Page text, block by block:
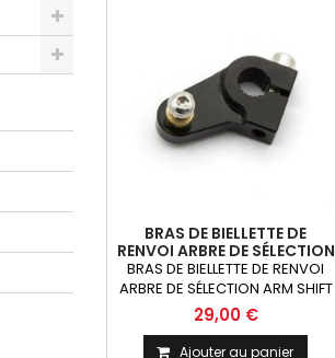
BRAS DE BIELLETTE DE
RENVOI ARBRE DE SÉLECTION
ARM SHIFT POUR SÉLECTEUR
DE VITESSE 11.5MM 22 DENTS
BRAS DE BIELLETTE DE RENVOI
ARBRE DE SÉLECTION ARM SHIFT
POUR SÉLECTEUR DE VITESSE
11.5mm 22 dents
29,00 €
Ajouter au panier